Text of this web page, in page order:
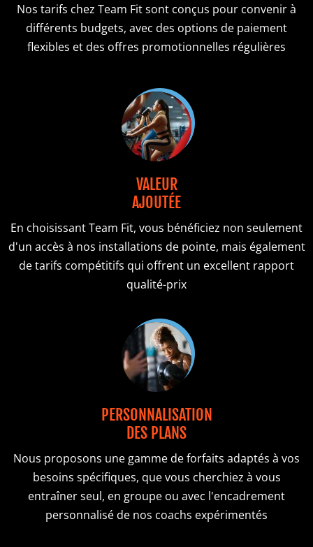
Nos tarifs chez Team Fit sont conçus pour convenir à
différents budgets, avec des options de paiement
flexibles et des offres promotionnelles régulières
VALEUR
AJOUTÉE
En choisissant Team Fit, vous bénéficiez non seulement
d'un accès à nos installations de pointe, mais également
de tarifs compétitifs qui offrent un excellent rapport
qualité-prix
PERSONNALISATION
DES PLANS
Nous proposons une gamme de forfaits adaptés à vos
besoins spécifiques, que vous cherchiez à vous
entraîner seul, en groupe ou avec l'encadrement
personnalisé de nos coachs expérimentés